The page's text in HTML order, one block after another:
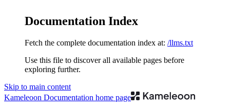
Documentation Index
Fetch the complete documentation index at: /llms.txt
Use this file to discover all available pages before
exploring further.
Skip to main content
Kameleoon Documentation home page